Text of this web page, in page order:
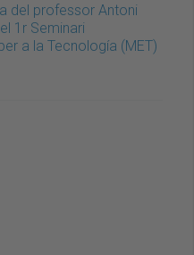
del professor Antoni
1r Seminari
a la Tecnología (MET)